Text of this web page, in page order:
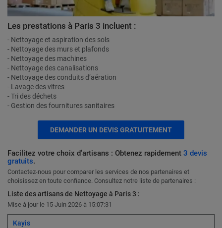
Les prestations à Paris 3 incluent :
- Nettoyage et aspiration des sols
- Nettoyage des murs et plafonds
- Nettoyage des machines
- Nettoyage des canalisations
- Nettoyage des conduits d’aération
- Lavage des vitres
- Tri des déchets
- Gestion des fournitures sanitaires
DEMANDER UN DEVIS GRATUITEMENT
Facilitez votre choix d'artisans : Obtenez rapidement 3 devis
gratuits.
Contactez-nous pour comparer les services de nos partenaires et
choisissez en toute confiance. Consultez notre liste de partenaires :
Liste des artisans de Nettoyage à Paris 3 :
Mise à jour le 15 Juin 2026 à 15:07:31
Kayis